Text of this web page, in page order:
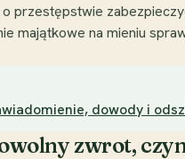
przestępstwie
majątkowe na mieniu
dowody i
zwrot,